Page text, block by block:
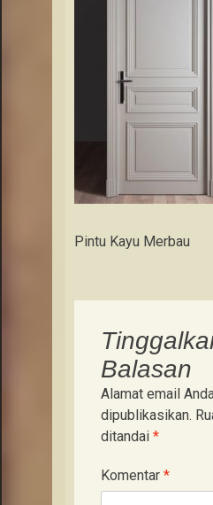
Pintu Kayu Merbau
Balasan
Alamat email
dipublikasikan.
ditandai *
Komentar *